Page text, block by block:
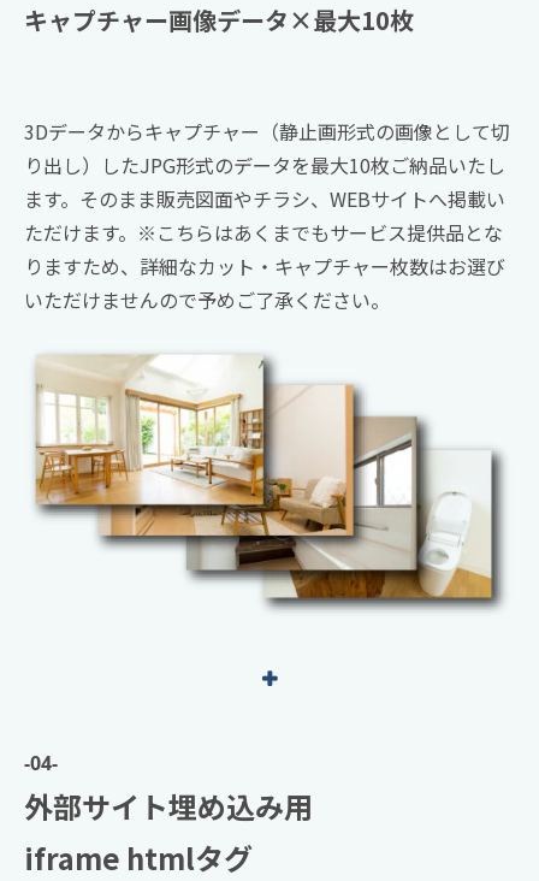
キャプチャー画像データ×最大10枚
3Dデータからキャプチャー（静止画形式の画像として切
り出し）したJPG形式のデータを最大10枚ご納品いたし
ます。そのまま販売図面やチラシ、WEBサイトへ掲載い
ただけます。※こちらはあくまでもサービス提供品とな
りますため、詳細なカット・キャプチャー枚数はお選び
いただけませんので予めご了承ください。
-04-
外部サイト埋め込み用
iframe htmlタグ